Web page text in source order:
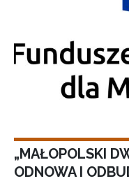
„MAŁOPOLSKI
ODNOWA I